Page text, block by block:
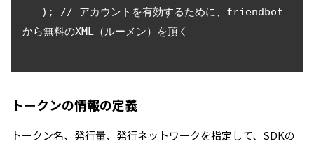
から無料のXML（ルーメン）を頂く
トークンの情報の定義
トークン名、発行量、発行ネットワークを指定して、SDKの